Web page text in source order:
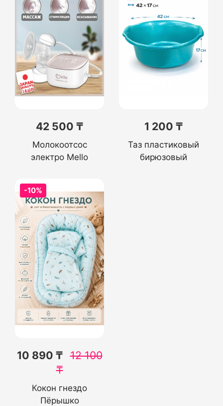
42 500 ₸
Молокоотсос
электро Mello
1 200 ₸
Таз пластиковый
бирюзовый
-10%
10 890 ₸ 12 100
₸
Кокон гнездо
Пёрышко